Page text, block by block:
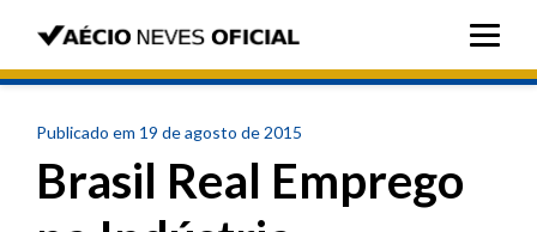
Publicado em 19 de agosto de 2015
Brasil Real Emprego